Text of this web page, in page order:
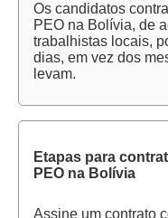
Os candidatos
PEO na Bolívia, de
trabalhistas locais,
dias, em vez dos
levam.
Etapas para
PEO na Bolívia
Assine um contrato